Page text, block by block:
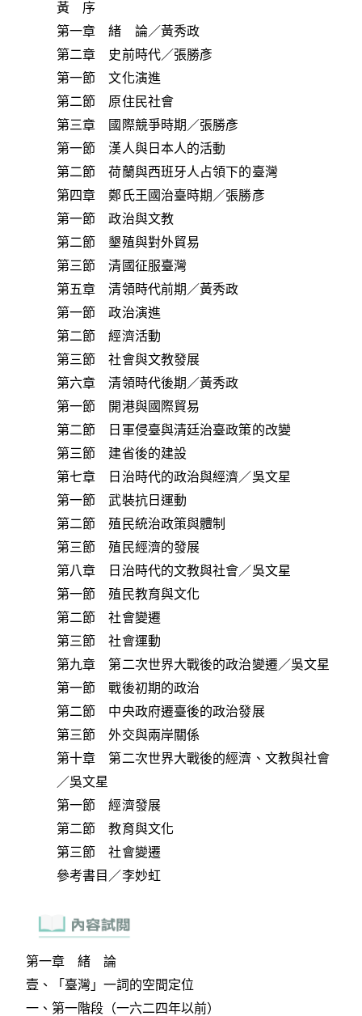
黃 序
第一章 緒 論／黃秀政
第二章 史前時代／張勝彥
第一節 文化演進
第二節 原住民社會
第三章 國際競爭時期／張勝彥
第一節 漢人與日本人的活動
第二節 荷蘭與西班牙人占領下的臺灣
第四章 鄭氏王國治臺時期／張勝彥
第一節 政治與文教
第二節 墾殖與對外貿易
第三節 清國征服臺灣
第五章 清領時代前期／黃秀政
第一節 政治演進
第二節 經濟活動
第三節 社會與文教發展
第六章 清領時代後期／黃秀政
第一節 開港與國際貿易
第二節 日軍侵臺與清廷治臺政策的改變
第三節 建省後的建設
第七章 日治時代的政治與經濟／吳文星
第一節 武裝抗日運動
第二節 殖民統治政策與體制
第三節 殖民經濟的發展
第八章 日治時代的文教與社會／吳文星
第一節 殖民教育與文化
第二節 社會變遷
第三節 社會運動
第九章 第二次世界大戰後的政治變遷／吳文星
第一節 戰後初期的政治
第二節 中央政府遷臺後的政治發展
第三節 外交與兩岸關係
第十章 第二次世界大戰後的經濟、文教與社會
／吳文星
第一節 經濟發展
第二節 教育與文化
第三節 社會變遷
參考書目／李妙虹